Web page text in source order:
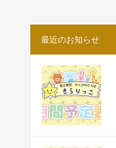
最近のお知らせ